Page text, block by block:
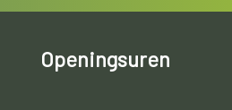
Openingsuren